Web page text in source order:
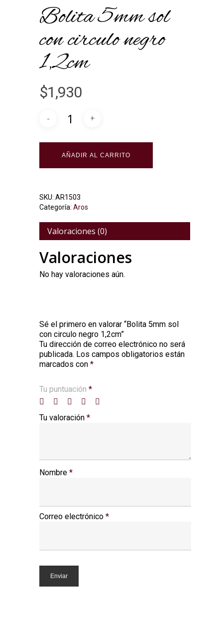
Bolita 5mm sol
con circulo negro
1,2cm
$1,930
AÑADIR AL CARRITO
SKU: AR1503
Categoría: Aros
Valoraciones (0)
Valoraciones
No hay valoraciones aún.
Sé el primero en valorar “Bolita 5mm sol
con circulo negro 1,2cm”
Tu dirección de correo electrónico no será
publicada. Los campos obligatorios están
marcados con *
Tu puntuación *
Tu valoración *
Nombre *
Correo electrónico *
Alternative: